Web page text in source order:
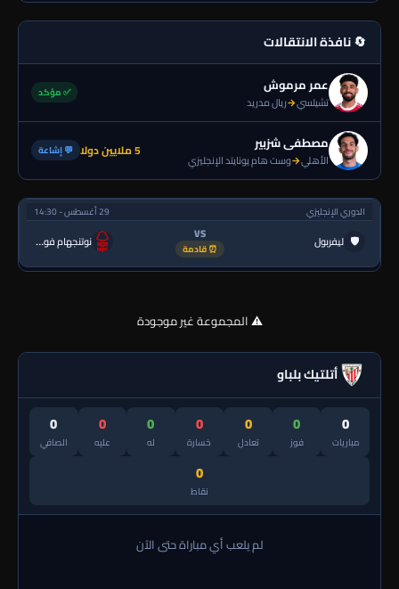
🔄 نافذة الانتقالات
عمر مرموش
تشيلسي→ريال مدريد
✅ مؤكد
مصطفى شزبير
الأهلي→وست هام يونايتد الإنجليزي 5 ملايين دولا 💬 إشاعة
الدوري الإنجليزي 29 أغسطس - 14:30
🛡 ليفربول VS
⏰ قادمة نوتنجهام فورست
⚠️ المجموعة غير موجودة
أتلتيك بلباو
0
مباريات
0
فوز
0
تعادل
0
خسارة
0
له
0
عليه
0
الصافي
0
نقاط
لم يلعب أي مباراة حتى الآن